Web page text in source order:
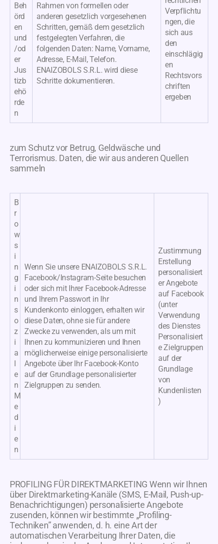
Beh
örd
en
und
/od
er
Jus
tizb
ehö
rde
n
Rahmen von formellen oder
anderen gesetzlich vorgesehenen
Schritten, gemäß dem gesetzlich
festgelegten Verfahren, die
folgenden Daten: Name, Vorname,
Adresse, E-Mail, Telefon.
ENAIZOBOLS S.R.L. wird diese
Schritte dokumentieren.
Verpflichtu
ngen, die
sich aus
den
einschlägig
en
Rechtsvors
chriften
ergeben
zum Schutz vor Betrug, Geldwäsche und
Terrorismus. Daten, die wir aus anderen Quellen
sammeln
B
r
o
w
s
i
n
g
i
n
s
o
z
i
a
l
e
n
M
e
d
i
e
n
Wenn Sie unsere ENAIZOBOLS S.R.L.
Facebook/Instagram-Seite besuchen
oder sich mit Ihrer Facebook-Adresse
und Ihrem Passwort in Ihr
Kundenkonto einloggen, erhalten wir
diese Daten, ohne sie für andere
Zwecke zu verwenden, als um mit
Ihnen zu kommunizieren und Ihnen
möglicherweise einige personalisierte
Angebote über Ihr Facebook-Konto
auf der Grundlage personalisierter
Zielgruppen zu senden.
Zustimmung
Erstellung
personalisiert
er Angebote
auf Facebook
(unter
Verwendung
des Dienstes
Personalisiert
e Zielgruppen
auf der
Grundlage
von
Kundenlisten
)
PROFILING FÜR DIREKTMARKETING Wenn wir Ihnen
über Direktmarketing-Kanäle (SMS, E-Mail, Push-up-
Benachrichtigungen) personalisierte Angebote
zusenden, können wir bestimmte „Profiling-
Techniken” anwenden, d. h. eine Art der
automatischen Verarbeitung Ihrer Daten, die